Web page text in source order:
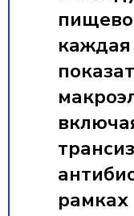
каждая
рамках